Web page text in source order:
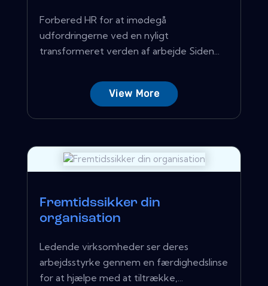
Forbered HR for at imødegå
udfordringerne ved en nyligt
transformeret verden af ​​arbejde Siden...
View More
Fremtidssikker din
organisation
Ledende virksomheder ser deres
arbejdsstyrke gennem en færdighedslinse
for at hjælpe med at tiltrække,...